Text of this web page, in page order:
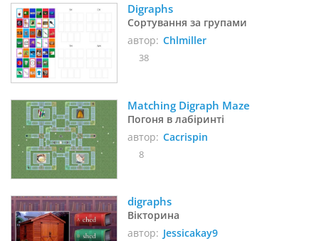
Digraphs
Сортування за групами
автор: Chlmiller
38
Matching Digraph Maze
Погоня в лабіринті
автор: Cacrispin
8
digraphs
Вікторина
автор: Jessicakay9